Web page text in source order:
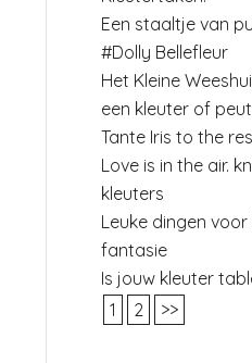
Een staaltje van
#Dolly Bellefleur
Het Kleine
een kleuter of
Tante Iris to the
Love is in the air.
kleuters
Leuke dingen
fantasie
Is jouw kleuter
1
2 >>